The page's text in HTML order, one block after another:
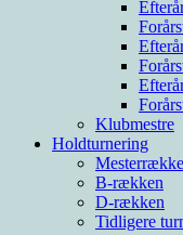
Klubmestre
Holdturnering
B-rækken
D-rækken
Tidligere